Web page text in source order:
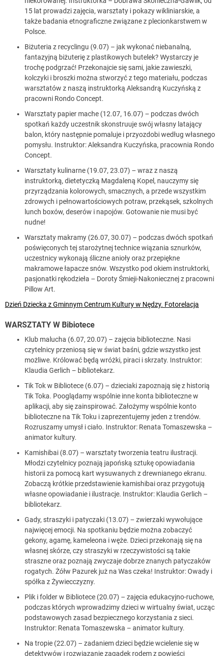
15 lat prowadzi zajęcia, warsztaty i pokazy wikliniarskie, a
także badania etnograficzne związane z plecionkarstwem w
Polsce.
Biżuteria z recyclingu (9.07) – jak wykonać niebanalną,
fantazyjną biżuterię z plastikowych butelek? Wystarczy je
trochę podgrzać! Przekonajcie się sami, jakie zawieszki,
kolczyki i broszki można stworzyć z tego materiału, podczas
warsztatów z naszą instruktorką Aleksandrą Kuczyńską z
pracowni Rondo Concept.
Warsztaty papier mache (12.07, 16.07) – podczas dwóch
spotkań każdy uczestnik skonstruuje swój własny latający
balon, który następnie pomaluje i przyozdobi według własnego
pomysłu. Instruktor: Aleksandra Kuczyńska, pracownia Rondo
Concept.
Warsztaty kulinarne (19.07, 23.07) – wraz z naszą
instruktorką, dietetyczką Magdaleną Kopel, nauczymy się
przyrządzania kolorowych, smacznych, a przede wszystkim
zdrowych i pełnowartościowych potraw, przekąsek, szkolnych
lunch boxów, deserów i napojów. Gotowanie nie musi być
nudne!
Warsztaty makramy (26.07, 30.07) – podczas dwóch spotkań
poświęconych tej starożytnej technice wiązania sznurków,
uczestnicy wykonają śliczne anioły oraz przepiękne
makramowe łapacze snów. Wszystko pod okiem instruktorki,
pasjonatki rękodzieła – Doroty Śmieji-Nakoniecznej z pracowni
Pillow Art.
Dzień Dziecka z Gminnym Centrum Kultury w Nędzy. Fotorelacja
WARSZTATY W Bibiotece
Klub malucha (6.07, 20.07) – zajęcia biblioteczne. Nasi
czytelnicy przeniosą się w świat baśni, gdzie wszystko jest
możliwe. Królować będą wróżki, piraci i skrzaty. Instruktor:
Klaudia Gerlich – bibliotekarz.
Tik Tok w Bibliotece (6.07) – dzieciaki zapoznają się z historią
Tik Toka. Pooglądamy wspólnie inne konta biblioteczne w
aplikacji, aby się zainspirować. Założymy wspólnie konto
biblioteczne na Tik Toku i zaprezentujemy jeden z trendów.
Rozruszamy umysł i ciało. Instruktor: Renata Tomaszewska –
animator kultury.
Kamishibai (8.07) – warsztaty tworzenia teatru ilustracji.
Młodzi czytelnicy poznają japońską sztukę opowiadania
historii za pomocą kart wysuwanych z drewnianego ekranu.
Zobaczą krótkie przedstawienie kamishibai oraz przygotują
własne opowiadanie i ilustracje. Instruktor: Klaudia Gerlich –
bibliotekarz.
Gady, straszyki i patyczaki (13.07) – zwierzaki wywołujące
najwięcej emocji. Na spotkaniu będzie można zobaczyć
gekony, agamę, kameleona i węże. Dzieci przekonają się na
własnej skórze, czy straszyki w rzeczywistości są takie
straszne oraz poznają zwyczaje dobrze znanych patyczaków
rogatych. Żółw Pazurek już na Was czeka! Instruktor: Owady i
spółka z Żywiecczyzny.
Plik i folder w Bibliotece (20.07) – zajęcia edukacyjno-ruchowe,
podczas których wprowadzimy dzieci w wirtualny świat, ucząc
podstawowych zasad bezpiecznego korzystania z sieci.
Instruktor: Renata Tomaszewska – animator kultury.
Na tropie (22.07) – zadaniem dzieci będzie wcielenie się w
detektywów i rozwiązanie zagadek rodem z powieści